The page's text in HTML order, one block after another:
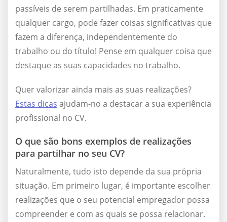
passíveis de serem partilhadas. Em praticamente
qualquer cargo, pode fazer coisas significativas que
fazem a diferença, independentemente do
trabalho ou do título! Pense em qualquer coisa que
destaque as suas capacidades no trabalho.
Quer valorizar ainda mais as suas realizações?
Estas dicas ajudam-no a destacar a sua experiência
profissional no CV.
O que são bons exemplos de realizações
para partilhar no seu CV?
Naturalmente, tudo isto depende da sua própria
situação. Em primeiro lugar, é importante escolher
realizações que o seu potencial empregador possa
compreender e com as quais se possa relacionar.